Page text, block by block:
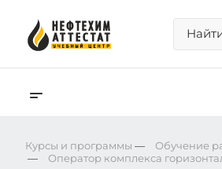
Курсы и программы —
Обучение
—
Оператор комплекса